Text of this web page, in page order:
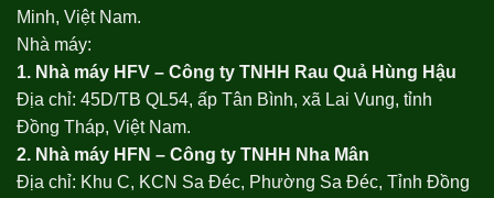
Minh, Việt Nam.
Nhà máy:
1. Nhà máy HFV – Công ty TNHH Rau Quả Hùng Hậu
Địa chỉ: 45D/TB QL54, ấp Tân Bình, xã Lai Vung, tỉnh
Đồng Tháp, Việt Nam.
2. Nhà máy HFN – Công ty TNHH Nha Mân
Địa chỉ: Khu C, KCN Sa Đéc, Phường Sa Đéc, Tỉnh Đồng